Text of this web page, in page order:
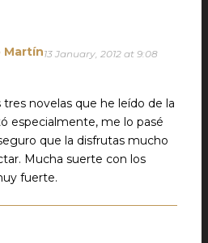
Martín13 January, 2012 at 9:08
novelas que he leído de la
especialmente, me lo pasé
que la disfrutas mucho
Mucha suerte con los
fuerte.